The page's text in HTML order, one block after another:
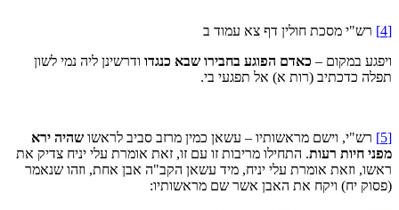
[4]
רש"י מסכת חולין דף צא עמוד ב
ויפגע במקום – כאדם הפוגע בחבירו שבא כנגדו ודרשינן ליה נמי לשון
תפלה כדכתיב (רות א) אל תפגעי בי.
[5] רש"י, וישם מראשותיו – עשאן כמין מרזב סביב לראשו שהיה ירא
מפני חיות רעות. התחילו מריבות זו עם זו, זאת אומרת עלי יניח צדיק את
ראשו, וזאת אומרת עלי יניח, מיד עשאן הקב"ה אבן אחת, וזהו שנאמר
(פסוק יח) ויקח את האבן אשר שם מראשותיו: